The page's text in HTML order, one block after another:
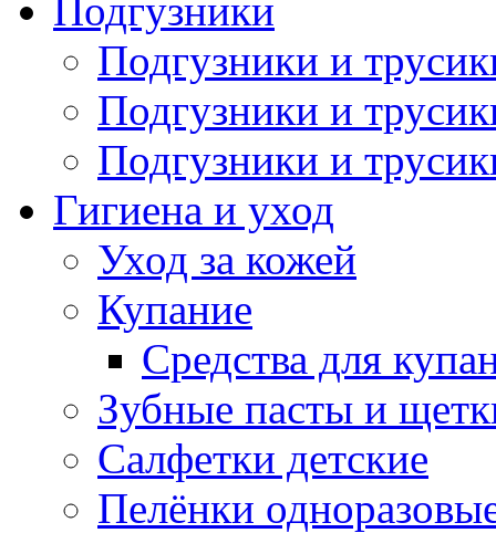
Подгузники
Подгузники и
Подгузники и
Подгузники и
Гигиена и уход
Уход за кожей
Купание
Средства для
Зубные пасты и
Салфетки детские
Пелёнки